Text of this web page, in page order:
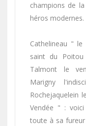
champions de
héros modernes.
Cathelineau "
saint du
Talmont le
Marigny
Rochejaquelein
Vendée " :
toute à sa